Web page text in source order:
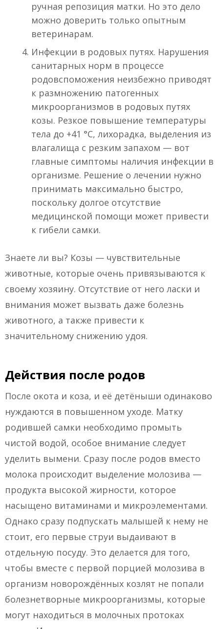
ручная репозиция матки. Но это дело
можно доверить только опытным
ветеринарам.
Инфекции в родовых путях. Нарушения
санитарных норм в процессе
родовспоможения неизбежно приводят
к размножению патогенных
микроорганизмов в родовых путях
козы. Резкое повышение температуры
тела до +41 °С, лихорадка, выделения из
влагалища с резким запахом — вот
главные симптомы наличия инфекции в
организме. Решение о лечении нужно
принимать максимально быстро,
поскольку долгое отсутствие
медицинской помощи может привести
к гибели самки.
Знаете ли вы? Козы — чувствительные
животные, которые очень привязываются к
своему хозяину. Отсутствие от него ласки и
внимания может вызвать даже болезнь
животного, а также привести к
значительному снижению удоя.
Действия после родов
После окота и коза, и её детёныши одинаково
нуждаются в повышенном уходе. Матку
родившей самки необходимо промыть
чистой водой, особое внимание следует
уделить вымени. Сразу после родов вместо
молока происходит выделение молозива —
продукта высокой жирности, которое
насыщено витаминами и микроэлементами.
Однако сразу подпускать малышей к нему не
стоит, его первые струи выдаивают в
отдельную посуду. Это делается для того,
чтобы вместе с первой порцией молозива в
организм новорождённых козлят не попали
болезнетворные микроорганизмы, которые
могут находиться в молочных протоках